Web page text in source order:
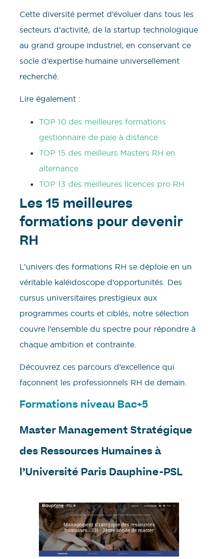
Cette diversité permet d’évoluer dans tous les
secteurs d’activité, de la startup technologique
au grand groupe industriel, en conservant ce
socle d’expertise humaine universellement
recherché.
Lire également :
TOP 10 des meilleures formations
gestionnaire de paie à distance
TOP 15 des meilleurs Masters RH en
alternance
TOP 13 des meilleures licences pro RH
Les 15 meilleures
formations pour devenir
RH
L’univers des formations RH se déploie en un
véritable kaléidoscope d’opportunités. Des
cursus universitaires prestigieux aux
programmes courts et ciblés, notre sélection
couvre l’ensemble du spectre pour répondre à
chaque ambition et contrainte.
Découvrez ces parcours d’excellence qui
façonnent les professionnels RH de demain.
Formations niveau Bac+5
Master Management Stratégique
des Ressources Humaines à
l’Université Paris Dauphine-PSL